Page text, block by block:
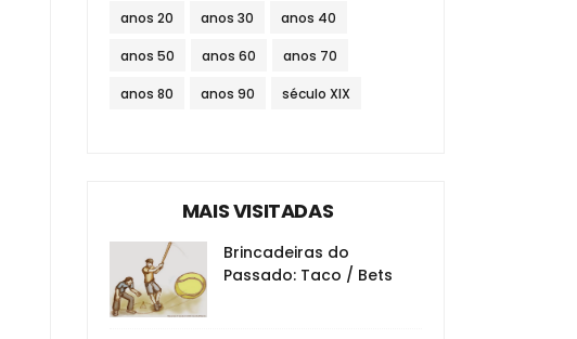
anos 20 anos 30 anos 40
anos 50 anos 60 anos 70
anos 80 anos 90 século XIX
MAIS VISITADAS
Brincadeiras do
Passado: Taco / Bets